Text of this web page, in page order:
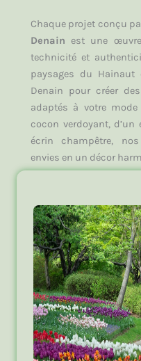
Chaque projet conçu
Denain est une
technicité et
paysages du
Denain pour créer
adaptés à votre mode
cocon verdoyant,
écrin champêtre,
envies en un décor